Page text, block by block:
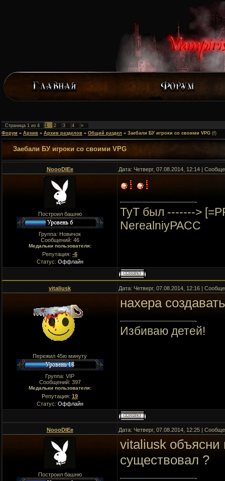
Страница 1 из 4 1 2 3 4
»
Форум » Архив » Архив разделов » Общий раздел » Заебали БУ игроки со своими VPG (f)
Заебали БУ игроки со своими VPG
NoooDIEe Дата: Четверг, 07.08.2014, 12:14 |
Построил башню
Группа: Новичок
Сообщений: 46
Медальки пользователя:
Репутация: -6
Статус: Оффлайн
ТуТ был ------->
NerealniyPACC
vitaliusk Дата: Четверг, 07.08.2014, 12:16 |
Пережил 45ю минуту
Группа: VIP
Сообщений: 397
Медальки пользователя:
Репутация: 19
Статус: Оффлайн
нахера
Избиваю детей!
NoooDIEe Дата: Четверг, 07.08.2014, 12:25 |
Построил башню
vitaliusk объясни
существовал ?